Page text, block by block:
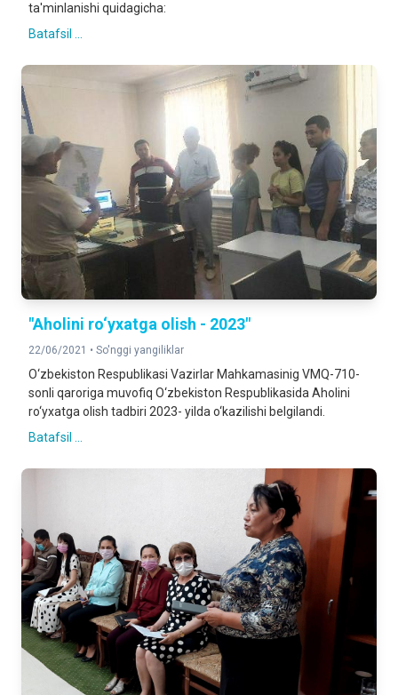
ta'minlanishi quidagicha:
Batafsil ...
"Aholini ro‘yxatga olish - 2023"
22/06/2021 • So'nggi yangiliklar
O‘zbekiston Respublikasi Vazirlar Mahkamasinig VMQ-710-
sonli qaroriga muvofiq O‘zbekiston Respublikasida Aholini
ro‘yxatga olish tadbiri 2023- yilda o‘kazilishi belgilandi.
Batafsil ...